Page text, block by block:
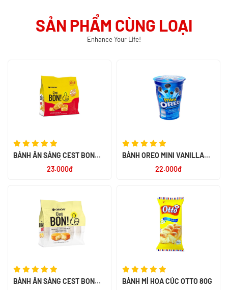
SẢN PHẨM CÙNG LOẠI
Enhance Your Life!
BÁNH ĂN SÁNG CEST BON
SỢI THỊT GÀ SỐT KEM
23.000đ
BÁNH OREO MINI VANILLA
67G - NK INDONESIA
22.000đ
BÁNH ĂN SÁNG C`EST BON
BÁNH MÌ HOA CÚC OTTO 80G